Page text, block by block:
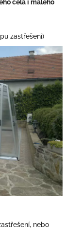
čela i malého
zastřešení)
nebo